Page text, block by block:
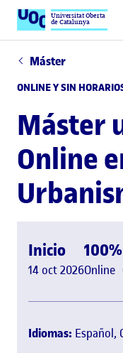
Universitat Oberta
de Catalunya
Máster
ONLINE Y SIN
Máster
Online
Inicio
14 oct 2026
100%
Online
Idiomas: Español,